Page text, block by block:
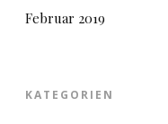
Februar 2019
KATEGORIEN